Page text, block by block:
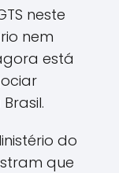
neste
nem
está
do
que